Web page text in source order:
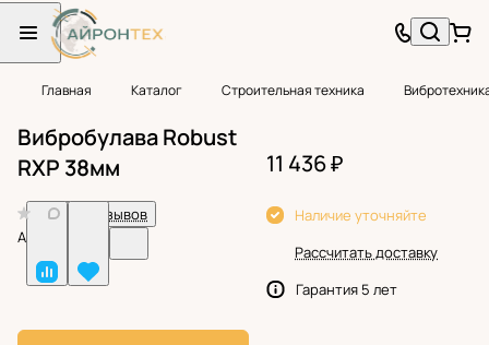
Главная Каталог Строительная техника
Вибробулава Robust
RXP 38мм
Нет отзывов
Арт.
11 436 ₽
Наличие уточняйте
Рассчитать доставку
Гарантия 5 лет